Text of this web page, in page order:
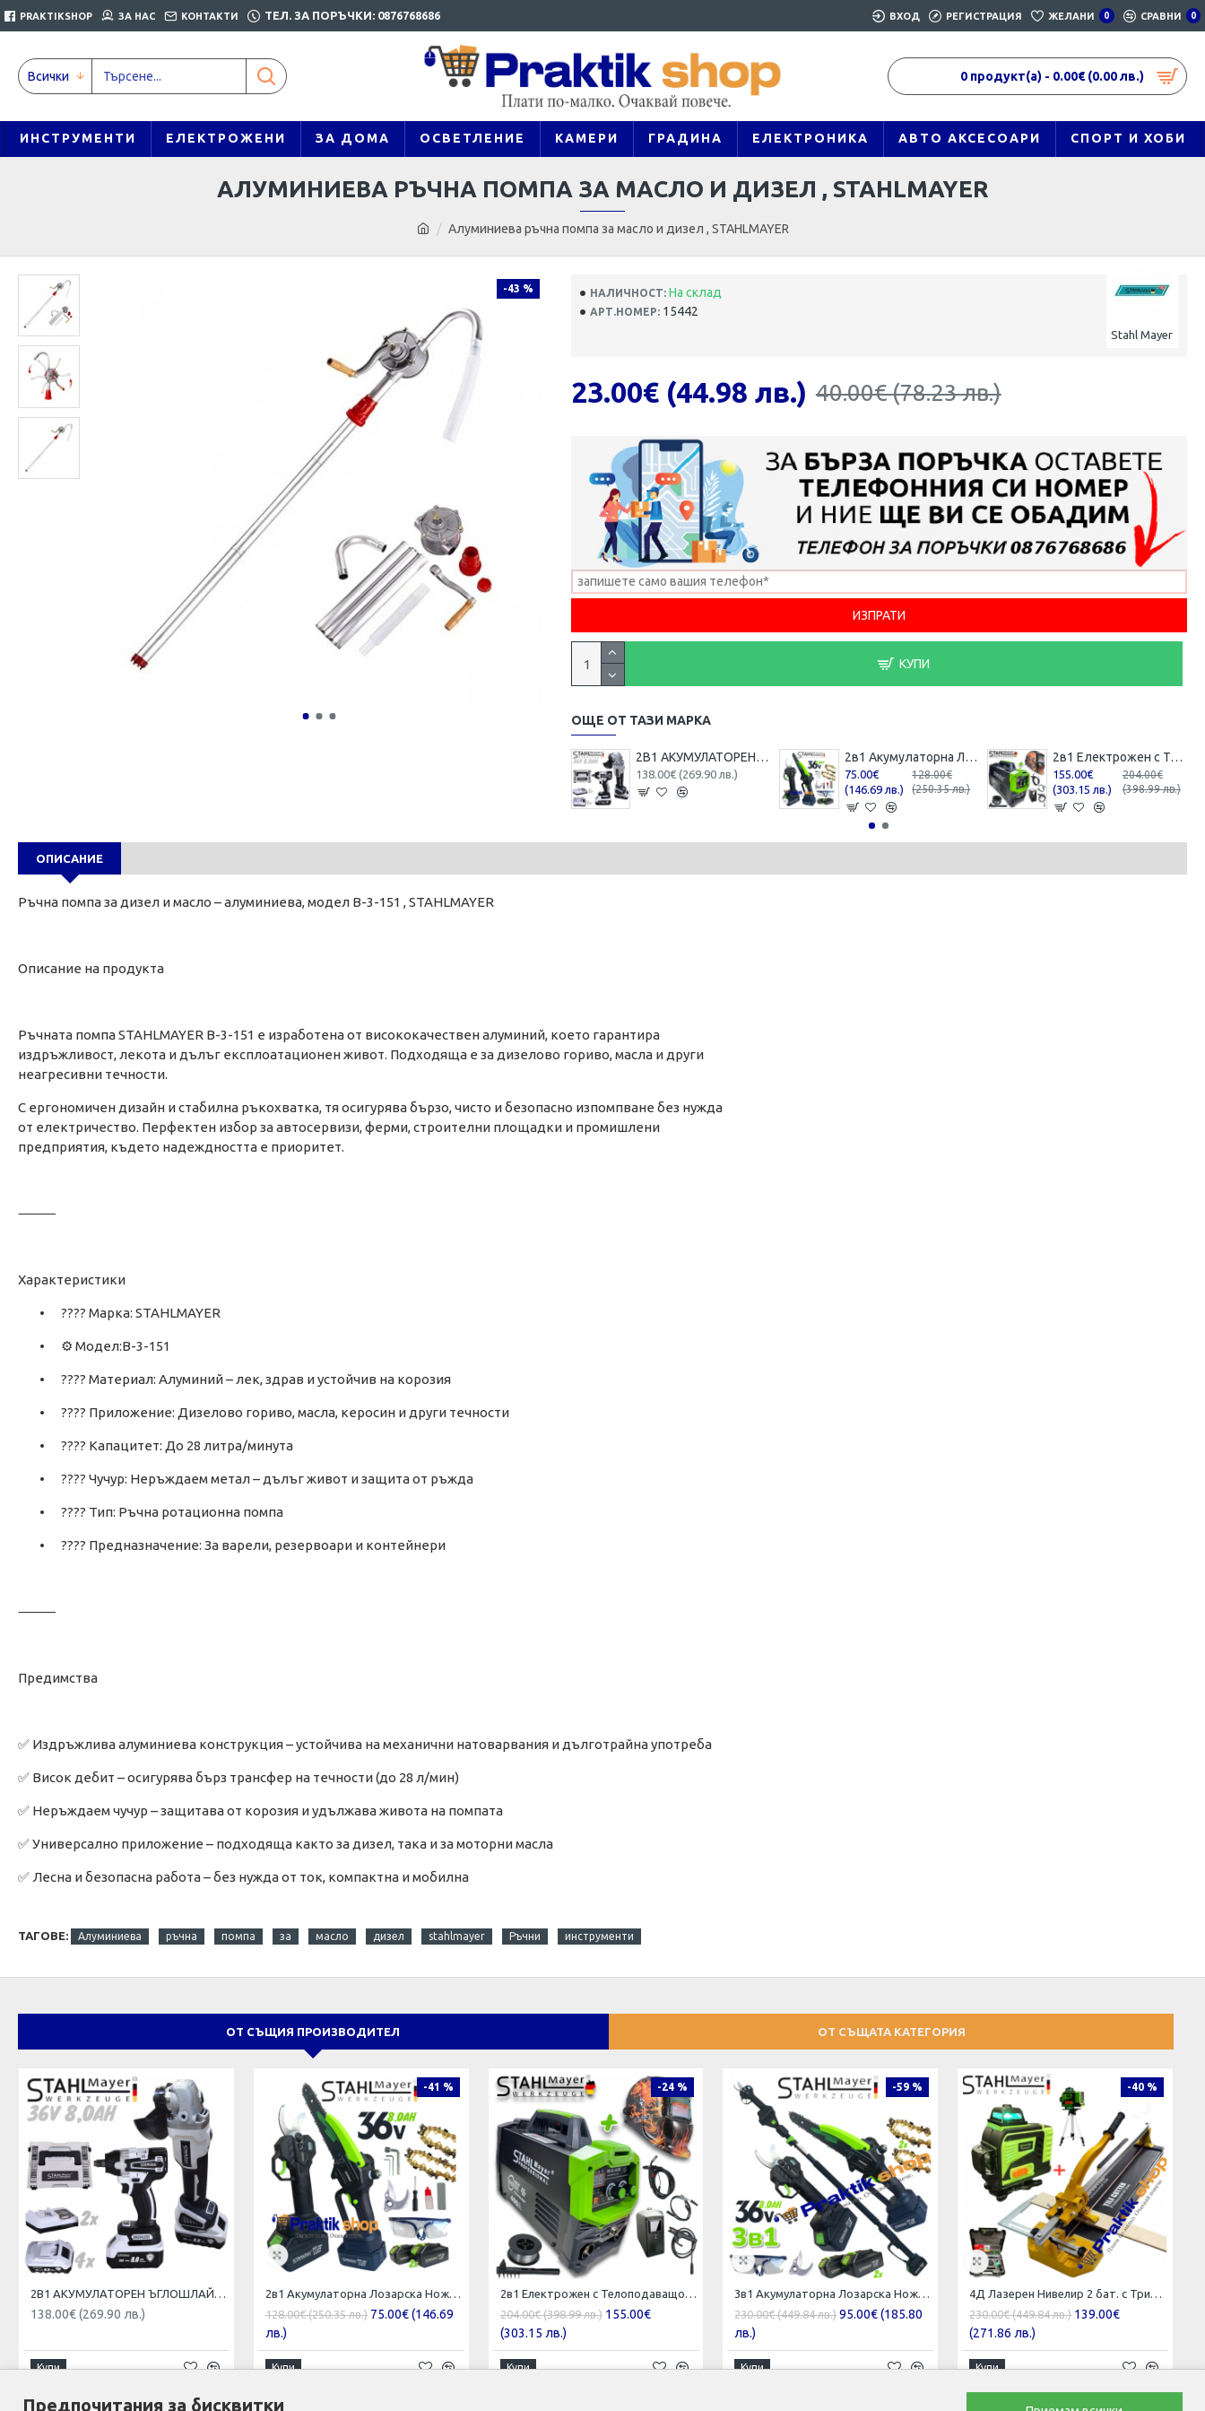
PRAKTIKSHOP ЗА НАС КОНТАКТИ ТЕЛ. ЗА ПОРЪЧКИ: 0876768686 ВХОД РЕГИСТРАЦИЯ ЖЕЛАНИ 0 СРАВНИ 0
Всички 0 продукт(а) - 0.00€ (0.00 лв.)
ИНСТРУМЕНТИ ЕЛЕКТРОЖЕНИ ЗА ДОМА ОСВЕТЛЕНИЕ КАМЕРИ ГРАДИНА ЕЛЕКТРОНИКА АВТО АКСЕСОАРИ СПОРТ И ХОБИ
Алуминиева ръчна помпа за масло и дизел , STAHLMAYER
АЛУМИНИЕВА РЪЧНА ПОМПА ЗА МАСЛО И ДИЗЕЛ , STAHLMAYER
-43 % НАЛИЧНОСТ: На склад
АРТ.НОМЕР: 15442
Stahl Mayer
40.00€ (78.23 лв.)
23.00€ (44.98 лв.)
КУПИ
ОЩЕ ОТ ТАЗИ МАРКА
2В1 АКУМУЛАТОРЕН ЪГЛОШЛАЙФ 125ММ И БЕЗЖИЧЕН ГАЙКОВЕРТ-ВИНТОВЕРТ БЕЗЧЕТКОВ УДАРЕН 36V 8,0AH STAHLMAYER 4X БАТЕРИЯ 2 ЗАРЯДНО В КУФАР РАКЕТА
138.00€ (269.90 лв.)
2в1 Акумулаторна Лозарска Ножица и Трион с Омасляване 36V 8AH STAHLMAYER BLACK
75.00€
(146.69 лв.)
128.00€
(250.35 лв.)
2в1 Електрожен с Телоподаващо 400А + Соларен Шлем Маска STAHLMAYER с Ролка модел: 2024
155.00€
(303.15 лв.)
204.00€
(398.99 лв.)
ОПИСАНИЕ
Ръчна помпа за дизел и масло – алуминиева, модел B-3-151 , STAHLMAYER
Описание на продукта
Ръчната помпа STAHLMAYER B-3-151 е изработена от висококачествен алуминий, което гарантира
издръжливост, лекота и дълъг експлоатационен живот. Подходяща е за дизелово гориво, масла и други
неагресивни течности.
С ергономичен дизайн и стабилна ръкохватка, тя осигурява бързо, чисто и безопасно изпомпване без нужда
от електричество. Перфектен избор за автосервизи, ферми, строителни площадки и промишлени
предприятия, където надеждността е приоритет.
⸻
Характеристики
• ???? Марка: STAHLMAYER
• ⚙️ Модел:B-3-151
• ???? Материал: Алуминий – лек, здрав и устойчив на корозия
• ????️ Приложение: Дизелово гориво, масла, керосин и други течности
• ???? Капацитет: До 28 литра/минута
• ???? Чучур: Неръждаем метал – дълъг живот и защита от ръжда
• ???? Тип: Ръчна ротационна помпа
• ???? Предназначение: За варели, резервоари и контейнери
⸻
Предимства
✅ Издръжлива алуминиева конструкция – устойчива на механични натоварвания и дълготрайна употреба
✅ Висок дебит – осигурява бърз трансфер на течности (до 28 л/мин)
✅ Неръждаем чучур – защитава от корозия и удължава живота на помпата
✅ Универсално приложение – подходяща както за дизел, така и за моторни масла
✅ Лесна и безопасна работа – без нужда от ток, компактна и мобилна
ТАГОВЕ: Алуминиева ръчна помпа за масло дизел stahlmayer Ръчни инструменти
ОТ СЪЩИЯ ПРОИЗВОДИТЕЛ ОТ СЪЩАТА КАТЕГОРИЯ
2В1 АКУМУЛАТОРЕН ЪГЛОШЛАЙФ 125ММ И БЕЗЖИЧЕН ГАЙКОВЕРТ-ВИНТОВЕРТ БЕЗЧЕТКОВ УДАРЕН 36V 8,0AH STAHLMAYER 4X БАТЕРИЯ 2 ЗАРЯДНО В КУФАР РАКЕТА
138.00€ (269.90 лв.)
Купи
-41 %
2в1 Акумулаторна Лозарска Ножица и Трион с Омасляване 36V 8AH STAHLMAYER BLACK
128.00€ (250.35 лв.) 75.00€ (146.69
лв.)
Купи
-24 %
2в1 Електрожен с Телоподаващо 400А + Соларен Шлем Маска STAHLMAYER с Ролка модел: 2024
204.00€ (398.99 лв.) 155.00€
(303.15 лв.)
Купи
-59 %
3в1 Акумулаторна Лозарска Ножица и Трион с Омасляване и телескопичен прът 36V 8AH STAHLMAYER BLACK
230.00€ (449.84 лв.) 95.00€ (185.80
лв.)
Купи
-40 %
4Д Лазерен Нивелир 2 бат. с Тринога + Теракотмашина 120см ПРОМО
230.00€ (449.84 лв.) 139.00€
(271.86 лв.)
Купи
Предпочитания за бисквитки